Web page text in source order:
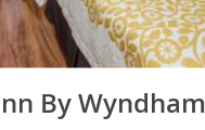
By Wyndham